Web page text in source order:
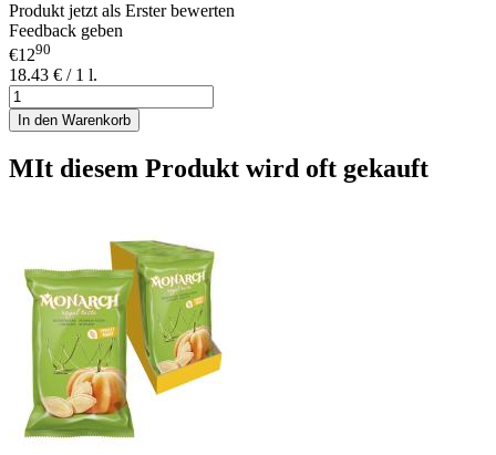
Produkt jetzt als Erster bewerten
Feedback geben
€1290
18.43 € / 1 l.
In den Warenkorb
MIt diesem Produkt wird oft gekauft